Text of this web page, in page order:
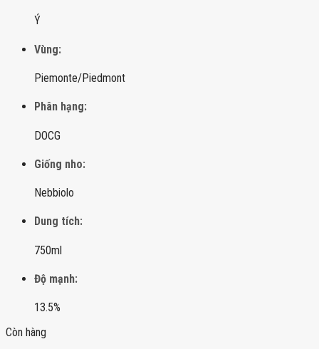
Ý
Vùng:
Piemonte/Piedmont
Phân hạng:
DOCG
Giống nho:
Nebbiolo
Dung tích:
750ml
Độ mạnh:
13.5%
Còn hàng